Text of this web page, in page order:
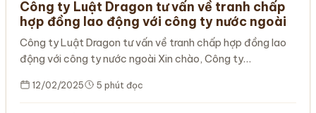
Công ty Luật Dragon tư vấn về tranh chấp
hợp đồng lao động với công ty nước ngoài
Công ty Luật Dragon tư vấn về tranh chấp hợp đồng lao
động với công ty nước ngoài Xin chào, Công ty…
12/02/2025 5 phút đọc